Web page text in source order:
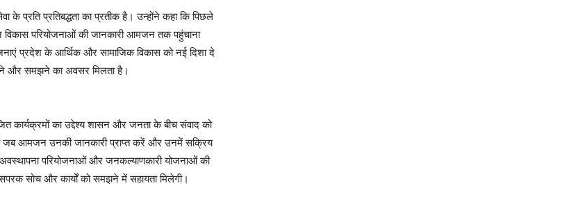
के प्रति प्रतिबद्धता का प्रतीक है। उन्होंने कहा कि पिछले
विकास परियोजनाओं की जानकारी आमजन तक पहुंचाना
प्रदेश के आर्थिक और सामाजिक विकास को नई दिशा दे
और समझने का अवसर मिलता है।
कार्यक्रमों का उद्देश्य शासन और जनता के बीच संवाद को
जब आमजन उनकी जानकारी प्राप्त करें और उनमें सक्रिय
अवस्थापना परियोजनाओं और जनकल्याणकारी योजनाओं की
सोच और कार्यों को समझने में सहायता मिलेगी।